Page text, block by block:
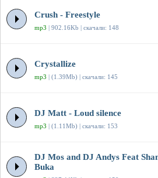
Crush - Freestyle
mp3 | 902.16Kb | скачали: 148
Crystallize
mp3 | (1.39Mb) | скачали: 145
DJ Matt - Loud silence
mp3 | (1.11Mb) | скачали: 153
DJ Mos and DJ Andys Feat
Buka